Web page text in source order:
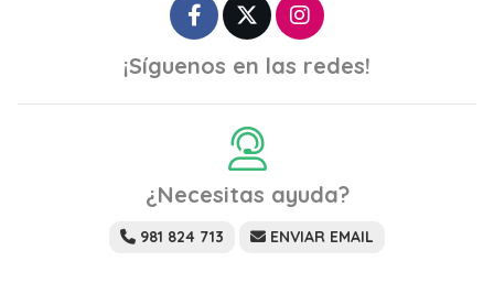
¡Síguenos en las redes!
¿Necesitas ayuda?
981 824 713 ENVIAR EMAIL